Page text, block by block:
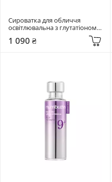
Сироватка для обличчя
освітлювальна з глутатіоном
Glutathione & NMN Ampoule
1 090 ₴